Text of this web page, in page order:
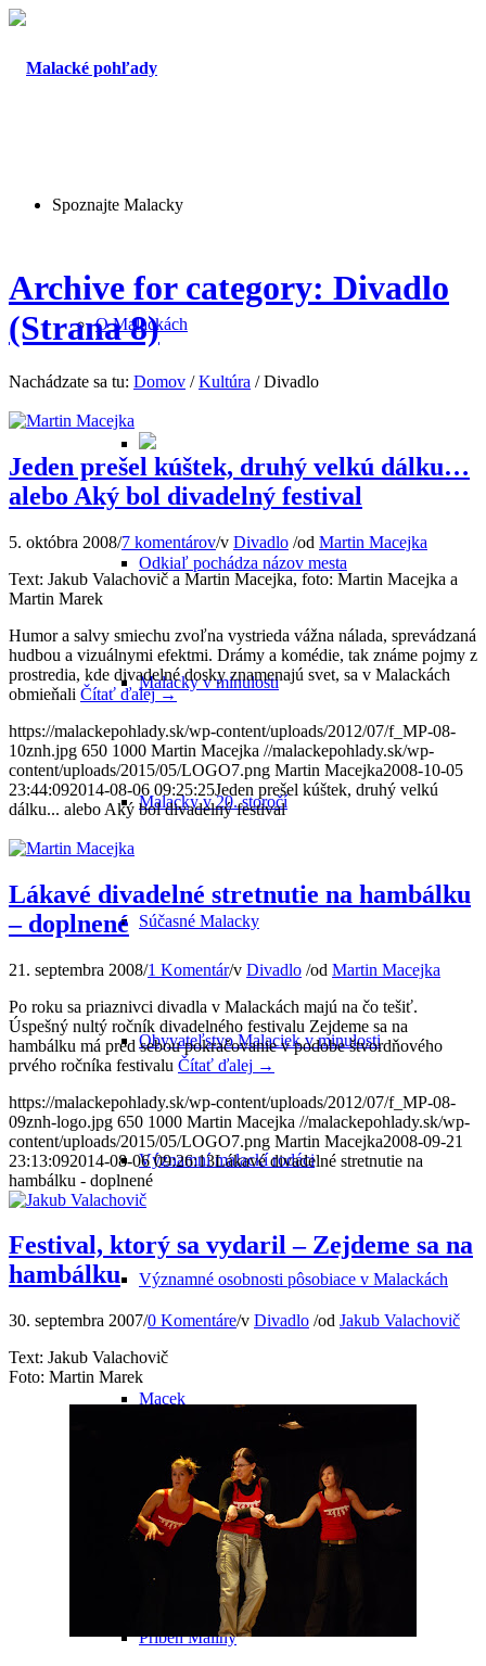
Spoznajte Malacky
O Malackách
Odkiaľ pochádza názov mesta
Malacky v minulosti
Malacky v 20. storočí
Súčasné Malacky
Obyvateľstvo Malaciek v minulosti
Významní malackí rodáci
Významné osobnosti pôsobiace v Malackách
Macek
Legendy a záhady Malaciek
Príbeh Maliny
Archive for category: Divadlo
(Strana 8)
Nachádzate sa tu: Domov / Kultúra / Divadlo
Jeden prešel kúštek, druhý velkú dálku…
alebo Aký bol divadelný festival
5. októbra 2008/7 komentárov/v Divadlo /od Martin Macejka
Text: Jakub Valachovič a Martin Macejka, foto: Martin Macejka a
Martin Marek
Humor a salvy smiechu zvoľna vystrieda vážna nálada, sprevádzaná
hudbou a vizuálnymi efektmi. Drámy a komédie, tak známe pojmy z
prostredia, kde divadelné dosky znamenajú svet, sa v Malackách
obmieňali Čítať ďalej→
https://malackepohlady.sk/wp-content/uploads/2012/07/f_MP-08-
10znh.jpg 650 1000 Martin Macejka //malackepohlady.sk/wp-
content/uploads/2015/05/LOGO7.png Martin Macejka2008-10-05
23:44:092014-08-06 09:25:25Jeden prešel kúštek, druhý velkú
dálku... alebo Aký bol divadelný festival
Lákavé divadelné stretnutie na hambálku
– doplnené
21. septembra 2008/1 Komentár/v Divadlo /od Martin Macejka
Po roku sa priaznivci divadla v Malackách majú na čo tešiť.
Úspešný nultý ročník divadelného festivalu Zejdeme sa na
hambálku má pred sebou pokračovanie v podobe štvordňového
prvého ročníka festivalu Čítať ďalej →
https://malackepohlady.sk/wp-content/uploads/2012/07/f_MP-08-
09znh-logo.jpg 650 1000 Martin Macejka //malackepohlady.sk/wp-
content/uploads/2015/05/LOGO7.png Martin Macejka2008-09-21
23:13:092014-08-06 09:26:13Lákavé divadelné stretnutie na
hambálku - doplnené
Festival, ktorý sa vydaril – Zejdeme sa na
hambálku
30. septembra 2007/0 Komentáre/v Divadlo /od Jakub Valachovič
Text: Jakub Valachovič
Foto: Martin Marek